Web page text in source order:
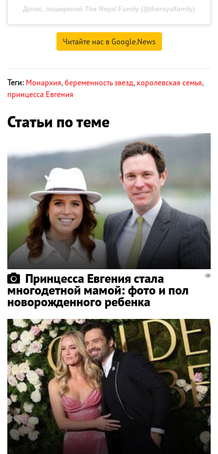
Допис, поширений The Royal Family (@theroyalfamily)
Читайте нас в Google.News
Теги: Монархия, беременность звезд, королевская семья,
принцесса Евгения
Статьи по теме
Принцесса Евгения стала
многодетной мамой: фото и пол
новорожденного ребенка